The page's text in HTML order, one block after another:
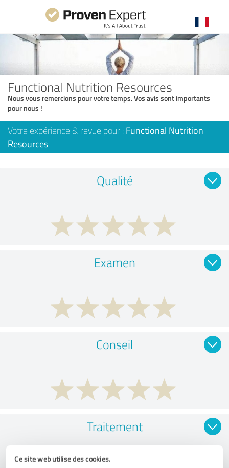
Ce site web utilise des cookies.
Functional Nutrition Resources
Nous vous remercions pour votre temps. Vos avis sont importants
pour nous !
Votre expérience & revue pour : Functional Nutrition
Resources
Qualité
Examen
Conseil
Traitement